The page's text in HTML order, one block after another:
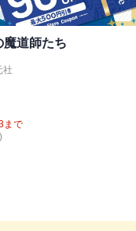
魔道師たち
社
まで